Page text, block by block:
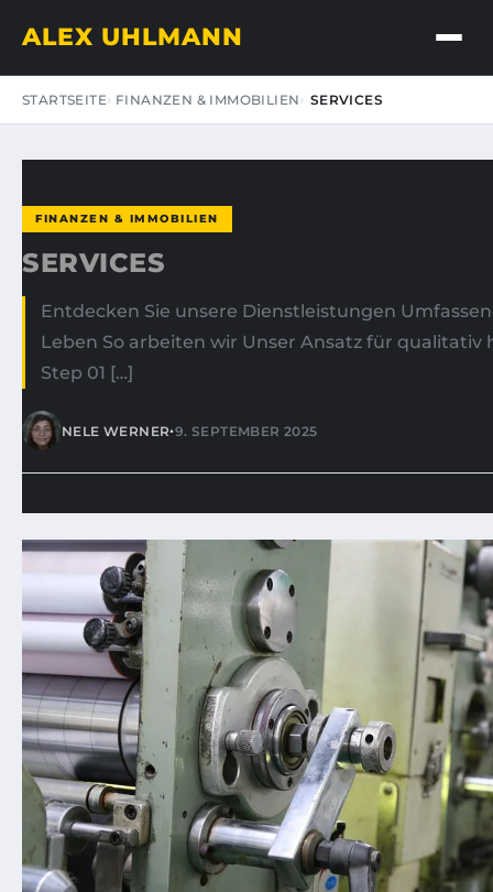
ALEX UHLMANN
STARTSEITE FINANZEN & IMMOBILIEN SERVICES
FINANZEN & IMMOBILIEN
SERVICES
Entdecken Sie unsere Dienstleistungen
Leben So arbeiten wir Unser Ansatz für
Step 01 […]
NELE WERNER•9. SEPTEMBER 2025